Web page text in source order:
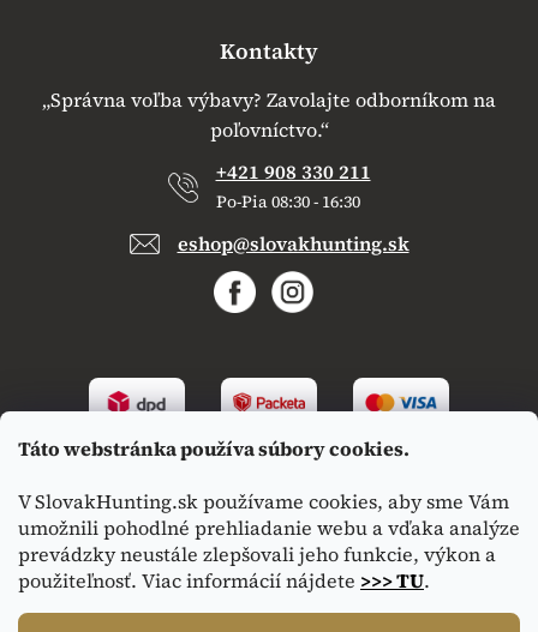
Táto webstránka používa súbory cookies.
V SlovakHunting.sk používame cookies, aby sme Vám
umožnili pohodlné prehliadanie webu a vďaka analýze
prevádzky neustále zlepšovali jeho funkcie, výkon a
použiteľnosť. Viac informácií nájdete >>> TU.
Kontakty
„Správna voľba výbavy? Zavolajte odborníkom na
poľovníctvo.“
+421 908 330 211
Po-Pia 08:30 - 16:30
eshop@slovakhunting.sk